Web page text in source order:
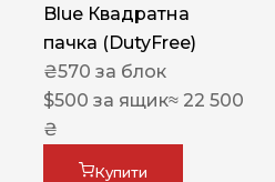
Blue Квадратна
пачка (DutyFree)
₴570 за блок
$500 за ящик≈ 22 500
₴
Купити